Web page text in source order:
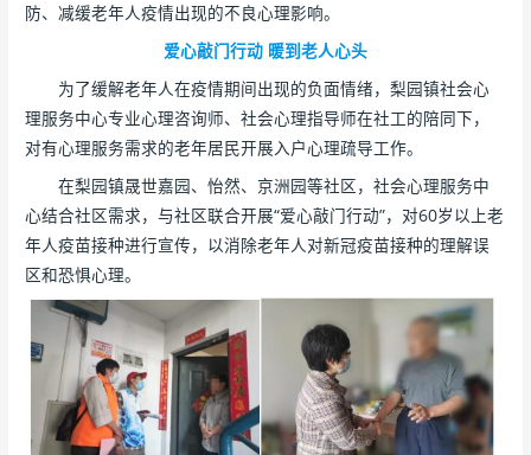
防、减缓老年人疫情出现的不良心理影响。
爱心敲门行动 暖到老人心头
为了缓解老年人在疫情期间出现的负面情绪，梨园镇社会心
理服务中心专业心理咨询师、社会心理指导师在社工的陪同下，
对有心理服务需求的老年居民开展入户心理疏导工作。
在梨园镇晟世嘉园、怡然、京洲园等社区，社会心理服务中
心结合社区需求，与社区联合开展“爱心敲门行动”，对60岁以上老
年人疫苗接种进行宣传，以消除老年人对新冠疫苗接种的理解误
区和恐惧心理。